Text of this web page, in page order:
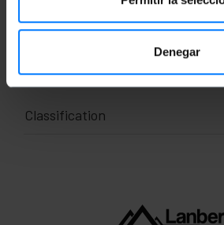
Denegar
Poids brut: 180 g
Dimensions du produit
hauteur): 24.0 x 18.0 x 3.0 cm
Nombre de colis: 1
Dimensions du colis: 24.0 x
Classification